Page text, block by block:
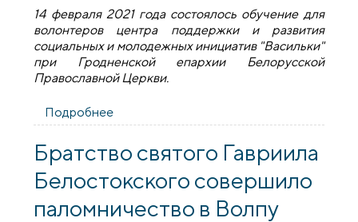
14 февраля 2021 года состоялось обучение для
волонтеров центра поддержки и развития
социальных и молодежных инициатив "Васильки"
при Гродненской епархии Белорусской
Православной Церкви.
Подробнее
поддержки и развития социальных и
молодежных инициатив "Васильки"
Братство святого Гавриила
Белостокского совершило
паломничество в Волпу